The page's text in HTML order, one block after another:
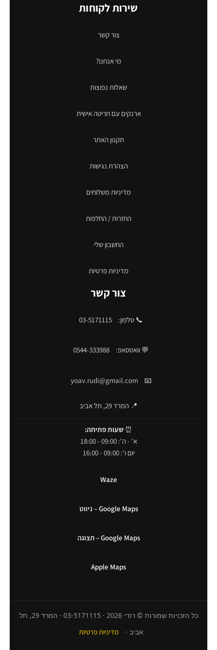
שירות לקוחות
צור קשר
מי אנחנו?
שאלות נפוצות
ארנקים עם חריטה אישית
תקנון האתר
הצהרת נגישות
מדיניות משלוחים
החזרות / החלפות
החשבון שלי
מדיניות פרטיות
צור קשר
📞 טלפון: 03-5171115
💬 וואטסאפ: 0544-333988
📧
yoav.rudi@gmail.com
📍 המרד 29, תל אביב
⏰ שעות פתיחה:
א' - ה': 09:00 - 18:00
יום ו': 09:00 - 16:00
Waze
Google Maps – ניווט
Google Maps – תצוגה
Apple Maps
כל הזכויות שמורות © רודי 2026 · 03-5171115 · המרד 29, תל
אביב ·
מדיניות פרטיות